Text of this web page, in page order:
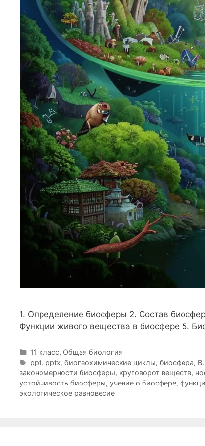
1. Определение биосферы 2. Состав
Функции живого вещества в биосфере 5.
Рубрики
11 класс, Общая биология
Метки
ppt, pptx, биогеохимические циклы, биосфера,
закономерности биосферы, круговорот веществ,
устойчивость биосферы, учение о биосфере,
экологическое равновесие